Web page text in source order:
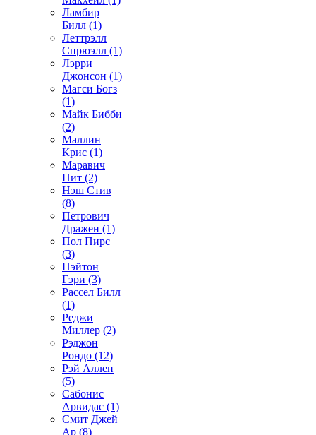
Ламбир
Билл (1)
Леттрэлл
Спрюэлл (1)
Лэрри
Джонсон (1)
Магси Богз
(1)
Майк Бибби
(2)
Маллин
Крис (1)
Маравич
Пит (2)
Нэш Стив
(8)
Петрович
Дражен (1)
Пол Пирс
(3)
Пэйтон
Гэри (3)
Рассел Билл
(1)
Реджи
Миллер (2)
Рэджон
Рондо (12)
Рэй Аллен
(5)
Сабонис
Арвидас (1)
Смит Джей
Ар (8)